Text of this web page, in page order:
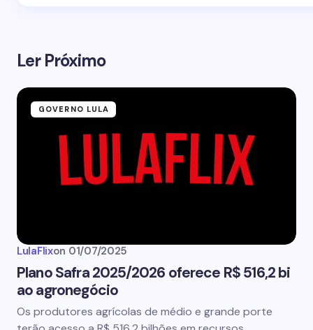
Ler Próximo
GOVERNO LULA
LulaFlixon 01/07/2025
Plano Safra 2025/2026 oferece R$ 516,2 bi
ao agronegócio
Os produtores agrícolas de médio e grande porte